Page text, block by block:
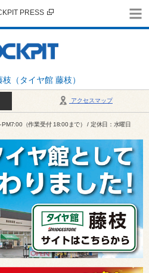
（タイヤ館 藤枝）
PRESS
アクセスマップ
PM7:00（作業受付 18:00まで） / 定休日：水曜日